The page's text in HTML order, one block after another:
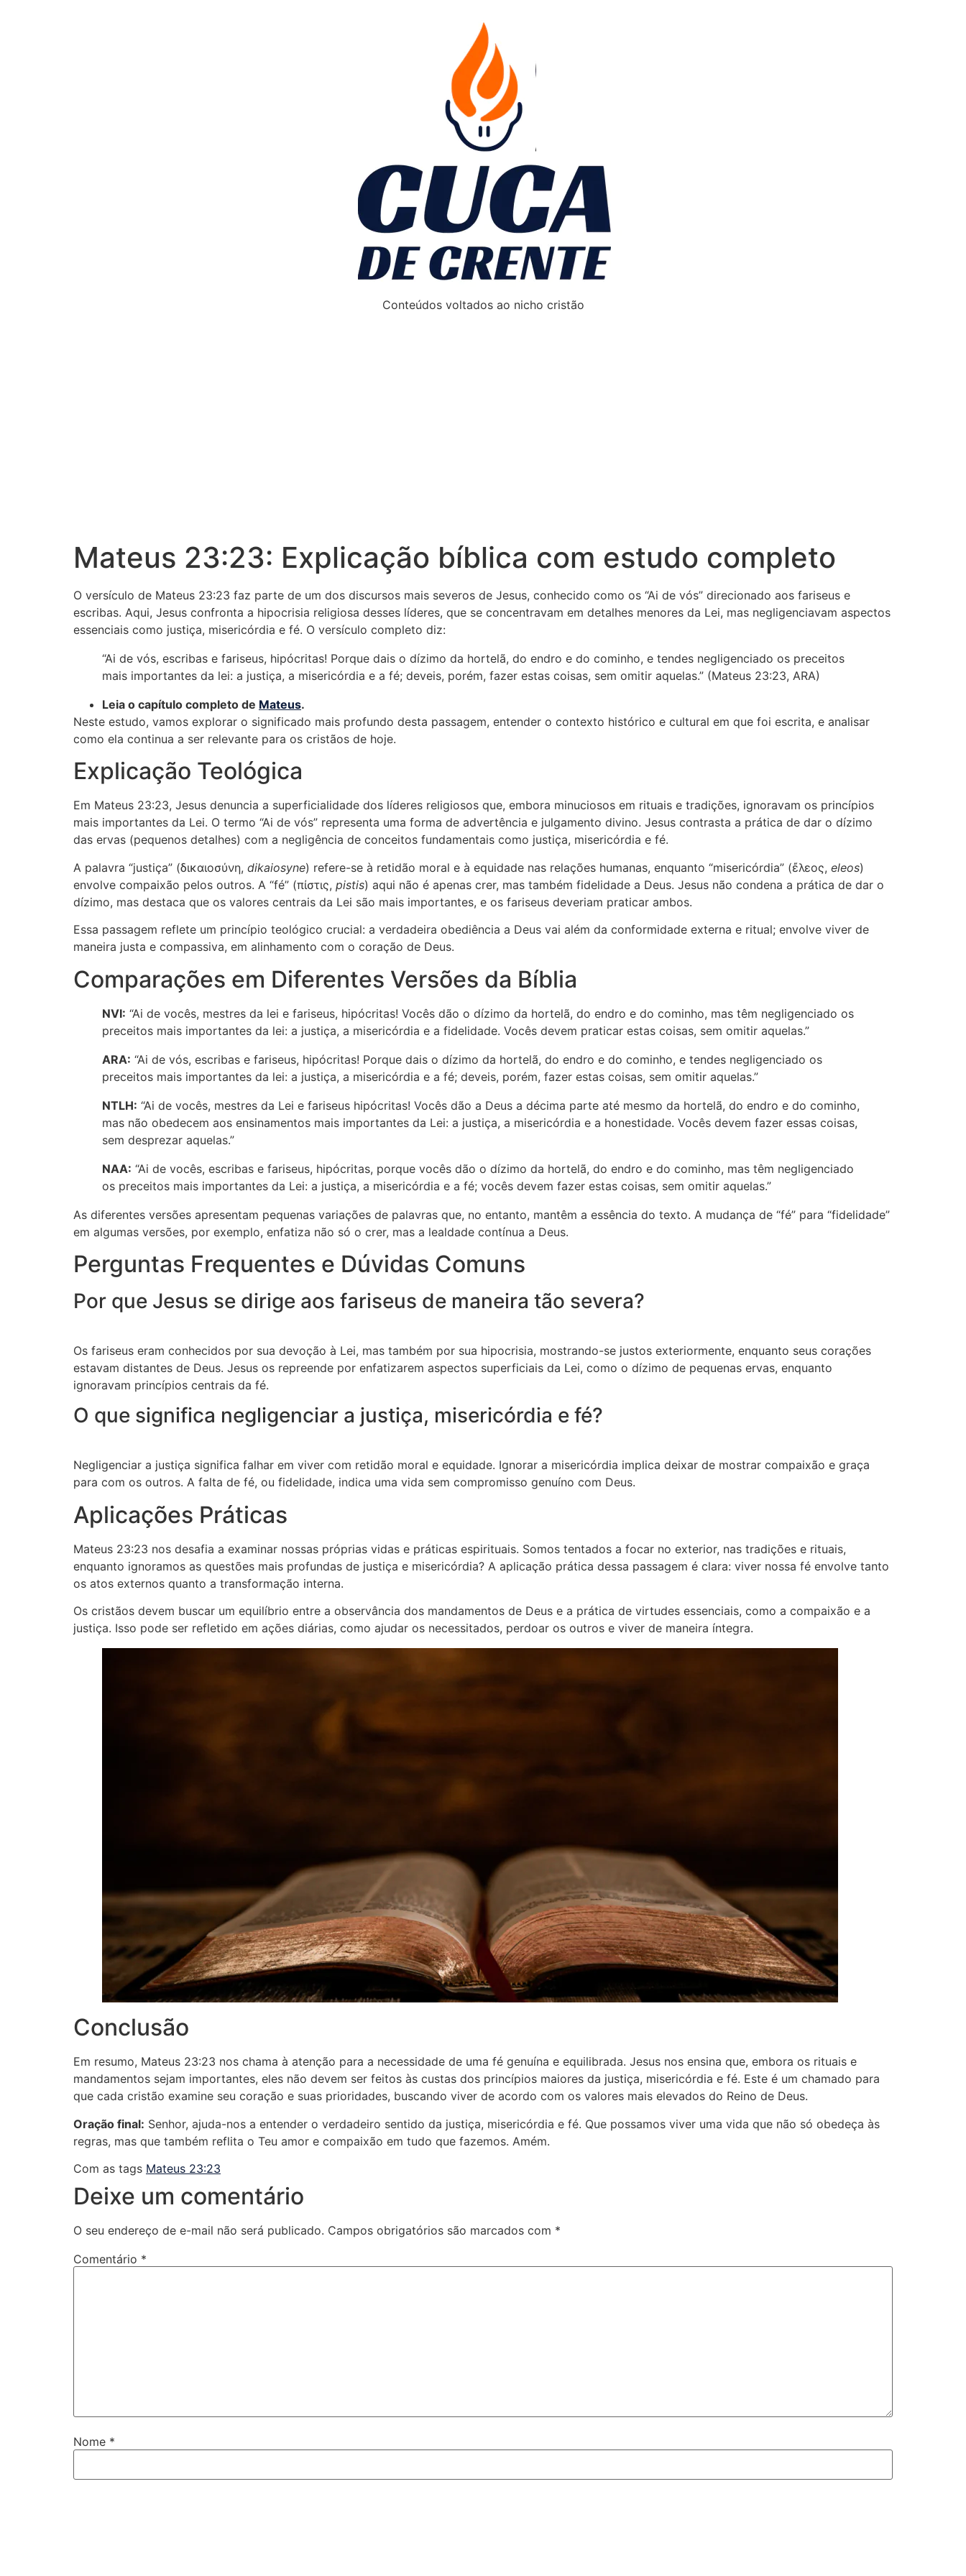
Conteúdos voltados ao nicho cristão
Mateus 23:23: Explicação bíblica com estudo completo
O versículo de Mateus 23:23 faz parte de um dos discursos mais severos de Jesus, conhecido como os “Ai de vós” direcionado aos fariseus e
escribas. Aqui, Jesus confronta a hipocrisia religiosa desses líderes, que se concentravam em detalhes menores da Lei, mas negligenciavam aspectos
essenciais como justiça, misericórdia e fé. O versículo completo diz:
“Ai de vós, escribas e fariseus, hipócritas! Porque dais o dízimo da hortelã, do endro e do cominho, e tendes negligenciado os preceitos
mais importantes da lei: a justiça, a misericórdia e a fé; deveis, porém, fazer estas coisas, sem omitir aquelas.” (Mateus 23:23, ARA)
Leia o capítulo completo de Mateus.
Neste estudo, vamos explorar o significado mais profundo desta passagem, entender o contexto histórico e cultural em que foi escrita, e analisar
como ela continua a ser relevante para os cristãos de hoje.
Explicação Teológica
Em Mateus 23:23, Jesus denuncia a superficialidade dos líderes religiosos que, embora minuciosos em rituais e tradições, ignoravam os princípios
mais importantes da Lei. O termo “Ai de vós” representa uma forma de advertência e julgamento divino. Jesus contrasta a prática de dar o dízimo
das ervas (pequenos detalhes) com a negligência de conceitos fundamentais como justiça, misericórdia e fé.
A palavra “justiça” (δικαιοσύνη, dikaiosyne) refere-se à retidão moral e à equidade nas relações humanas, enquanto “misericórdia” (ἔλεος, eleos)
envolve compaixão pelos outros. A “fé” (πίστις, pistis) aqui não é apenas crer, mas também fidelidade a Deus. Jesus não condena a prática de dar o
dízimo, mas destaca que os valores centrais da Lei são mais importantes, e os fariseus deveriam praticar ambos.
Essa passagem reflete um princípio teológico crucial: a verdadeira obediência a Deus vai além da conformidade externa e ritual; envolve viver de
maneira justa e compassiva, em alinhamento com o coração de Deus.
Comparações em Diferentes Versões da Bíblia
NVI: “Ai de vocês, mestres da lei e fariseus, hipócritas! Vocês dão o dízimo da hortelã, do endro e do cominho, mas têm negligenciado os
preceitos mais importantes da lei: a justiça, a misericórdia e a fidelidade. Vocês devem praticar estas coisas, sem omitir aquelas.”
ARA: “Ai de vós, escribas e fariseus, hipócritas! Porque dais o dízimo da hortelã, do endro e do cominho, e tendes negligenciado os
preceitos mais importantes da lei: a justiça, a misericórdia e a fé; deveis, porém, fazer estas coisas, sem omitir aquelas.”
NTLH: “Ai de vocês, mestres da Lei e fariseus hipócritas! Vocês dão a Deus a décima parte até mesmo da hortelã, do endro e do cominho,
mas não obedecem aos ensinamentos mais importantes da Lei: a justiça, a misericórdia e a honestidade. Vocês devem fazer essas coisas,
sem desprezar aquelas.”
NAA: “Ai de vocês, escribas e fariseus, hipócritas, porque vocês dão o dízimo da hortelã, do endro e do cominho, mas têm negligenciado
os preceitos mais importantes da Lei: a justiça, a misericórdia e a fé; vocês devem fazer estas coisas, sem omitir aquelas.”
As diferentes versões apresentam pequenas variações de palavras que, no entanto, mantêm a essência do texto. A mudança de “fé” para “fidelidade”
em algumas versões, por exemplo, enfatiza não só o crer, mas a lealdade contínua a Deus.
Perguntas Frequentes e Dúvidas Comuns
Por que Jesus se dirige aos fariseus de maneira tão severa?
Os fariseus eram conhecidos por sua devoção à Lei, mas também por sua hipocrisia, mostrando-se justos exteriormente, enquanto seus corações
estavam distantes de Deus. Jesus os repreende por enfatizarem aspectos superficiais da Lei, como o dízimo de pequenas ervas, enquanto
ignoravam princípios centrais da fé.
O que significa negligenciar a justiça, misericórdia e fé?
Negligenciar a justiça significa falhar em viver com retidão moral e equidade. Ignorar a misericórdia implica deixar de mostrar compaixão e graça
para com os outros. A falta de fé, ou fidelidade, indica uma vida sem compromisso genuíno com Deus.
Aplicações Práticas
Mateus 23:23 nos desafia a examinar nossas próprias vidas e práticas espirituais. Somos tentados a focar no exterior, nas tradições e rituais,
enquanto ignoramos as questões mais profundas de justiça e misericórdia? A aplicação prática dessa passagem é clara: viver nossa fé envolve tanto
os atos externos quanto a transformação interna.
Os cristãos devem buscar um equilíbrio entre a observância dos mandamentos de Deus e a prática de virtudes essenciais, como a compaixão e a
justiça. Isso pode ser refletido em ações diárias, como ajudar os necessitados, perdoar os outros e viver de maneira íntegra.
Conclusão
Em resumo, Mateus 23:23 nos chama à atenção para a necessidade de uma fé genuína e equilibrada. Jesus nos ensina que, embora os rituais e
mandamentos sejam importantes, eles não devem ser feitos às custas dos princípios maiores da justiça, misericórdia e fé. Este é um chamado para
que cada cristão examine seu coração e suas prioridades, buscando viver de acordo com os valores mais elevados do Reino de Deus.
Oração final: Senhor, ajuda-nos a entender o verdadeiro sentido da justiça, misericórdia e fé. Que possamos viver uma vida que não só obedeça às
regras, mas que também reflita o Teu amor e compaixão em tudo que fazemos. Amém.
Com as tags Mateus 23:23
Deixe um comentário
O seu endereço de e-mail não será publicado. Campos obrigatórios são marcados com *
Comentário *
Nome *